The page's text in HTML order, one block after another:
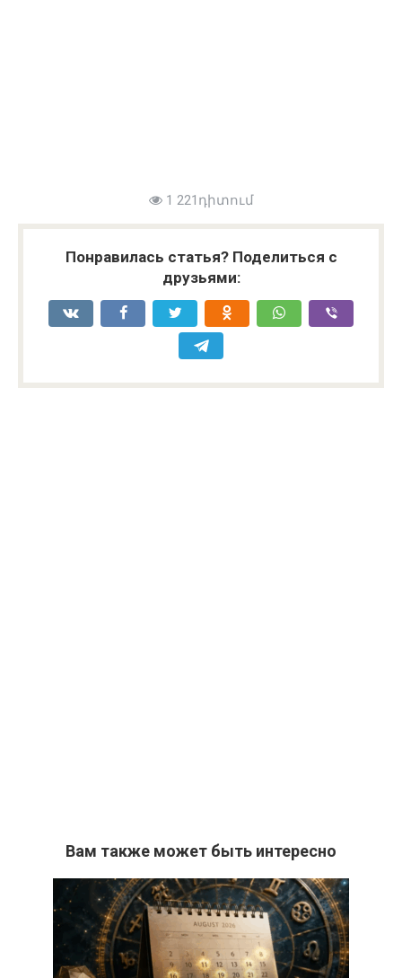
1 221դիտում
Понравилась статья? Поделиться с
друзьями:
Вам также может быть интересно